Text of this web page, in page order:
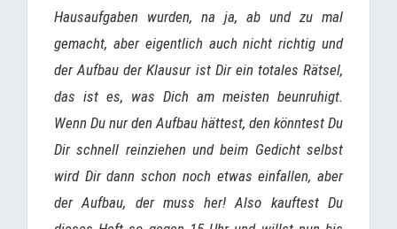
Hausaufgaben wurden, na ja, ab und zu mal
gemacht, aber eigentlich auch nicht richtig und
der Aufbau der Klausur ist Dir ein totales Rätsel,
das ist es, was Dich am meisten beunruhigt.
Wenn Du nur den Aufbau hättest, den könntest Du
Dir schnell reinziehen und beim Gedicht selbst
wird Dir dann schon noch etwas einfallen, aber
der Aufbau, der muss her! Also kauftest Du